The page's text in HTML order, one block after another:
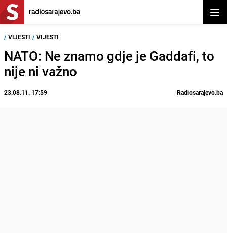
/ VIJESTI / VIJESTI
NATO: Ne znamo gdje je Gaddafi, to
nije ni važno
23.08.11. 17:59 Radiosarajevo.ba